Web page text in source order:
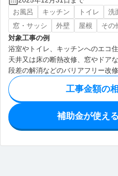
お風呂
キッチン トイレ 洗
窓・サッシ
外壁 屋根
その
対象工事の例
浴室やトイレ、キッチンへのエコ
天井又は床の断熱改修、窓やドア
段差の解消などのバリアフリー改
工事金額の
補助金が使え